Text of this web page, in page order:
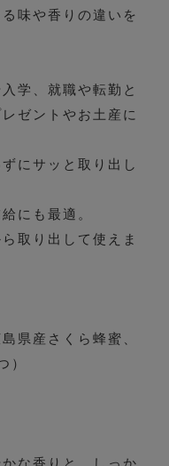
味や香りの違いを
学、就職や転勤と
ゼントやお土産に
にサッと取り出し
にも最適。
取り出して使えま
産さくら蜂蜜、
）